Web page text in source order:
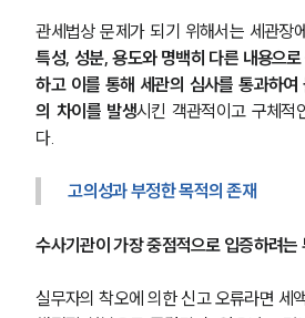
관세법상 문제가 되기 위해서는 세관장
특성, 성분, 용도와 명백히 다른 내용으
하고 이를 통해 세관의 심사를 통과하여
의 차이를 발생시킨 객관적이고 구체적
다.
고의성과 부정한 목적의 존재
수사기관이 가장 중점적으로 입증하려는
실무자의 착오에 의한 신고 오류라면 세